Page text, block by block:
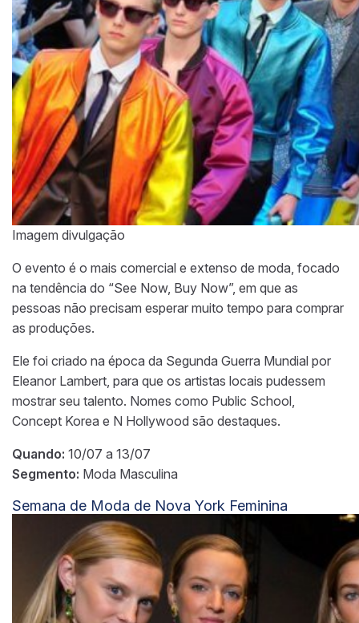
Imagem divulgação
O evento é o mais comercial e extenso de moda, focado
na tendência do “See Now, Buy Now”, em que as
pessoas não precisam esperar muito tempo para comprar
as produções.
Ele foi criado na época da Segunda Guerra Mundial por
Eleanor Lambert, para que os artistas locais pudessem
mostrar seu talento. Nomes como Public School,
Concept Korea e N Hollywood são destaques.
Quando: 10/07 a 13/07
Segmento: Moda Masculina
Semana de Moda de Nova York Feminina